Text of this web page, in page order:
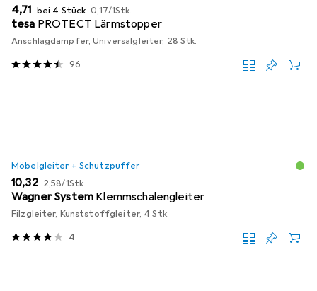
EUR
4,71 bei 4 Stück EUR
0,17/1Stk.
tesa PROTECT Lärmstopper
Anschlagdämpfer, Universalgleiter, 28 Stk.
96
Möbelgleiter + Schutzpuffer
EUR
10,32 EUR
2,58/1Stk.
Wagner System Klemmschalengleiter
Filzgleiter, Kunststoffgleiter, 4 Stk.
4